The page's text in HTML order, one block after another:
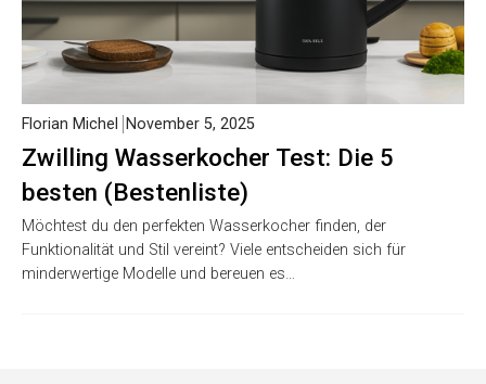
Zwilling Wasserkocher Test: Die 5
besten (Bestenliste)
Florian Michel November 5, 2025
Möchtest du den perfekten Wasserkocher finden, der
Funktionalität und Stil vereint? Viele entscheiden sich für
minderwertige Modelle und bereuen es…